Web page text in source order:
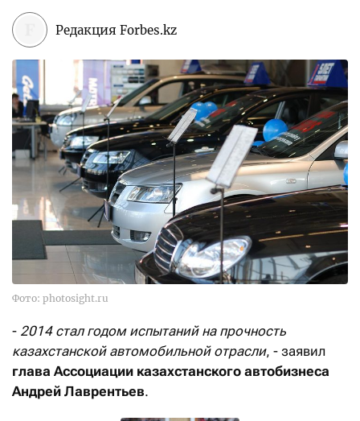
Редакция Forbes.kz
Фото: photosight.ru
- 2014 стал годом испытаний на прочность
казахстанской автомобильной отрасли, - заявил
глава Ассоциации казахстанского автобизнеса
Андрей Лаврентьев.